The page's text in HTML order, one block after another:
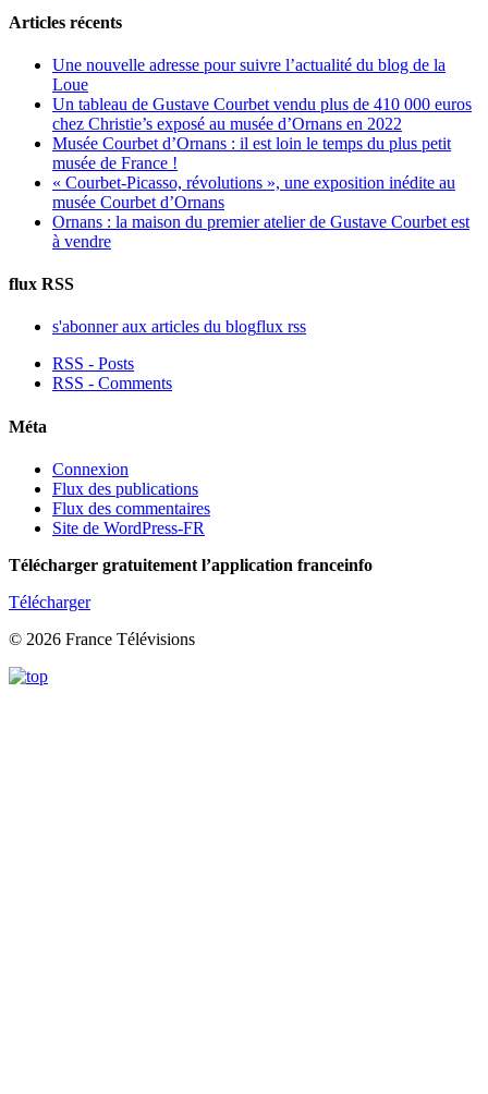
Articles récents
Une nouvelle adresse pour suivre l’actualité du blog de la
Loue
Un tableau de Gustave Courbet vendu plus de 410 000 euros
chez Christie’s exposé au musée d’Ornans en 2022
Musée Courbet d’Ornans : il est loin le temps du plus petit
musée de France !
« Courbet-Picasso, révolutions », une exposition inédite au
musée Courbet d’Ornans
Ornans : la maison du premier atelier de Gustave Courbet est
à vendre
flux RSS
s'abonner aux articles du blogflux rss
RSS - Posts
RSS - Comments
Méta
Connexion
Flux des publications
Flux des commentaires
Site de WordPress-FR
Télécharger gratuitement l’application franceinfo
Télécharger
© 2026 France Télévisions